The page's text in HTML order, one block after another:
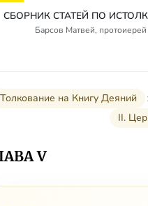
Барсов Матвей, протоиерей
Толкование на Книгу Деяний
II.
V